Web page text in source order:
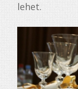
lehet.